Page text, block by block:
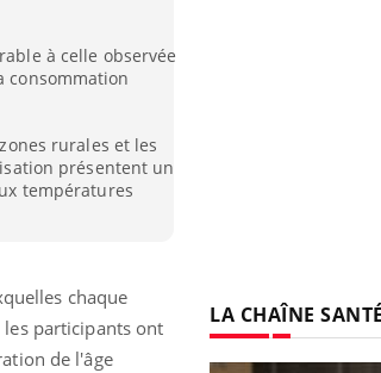
à celle observée
consommation
rurales et les
présentent un
températures
chaque
les participants ont
de l'âge
LA CHAÎNE SANTÉ